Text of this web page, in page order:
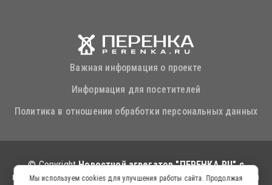
Важная информация о проекте
Информация для посетителей
Политика в отношении обработки персональных данных
© CopyrightНовостной агрегатор "ПЕРЕНКА.RU" с
использованием Искусственного Интеллекта. Все права
Мы используем cookies для улучшения работы сайта. Продолжая